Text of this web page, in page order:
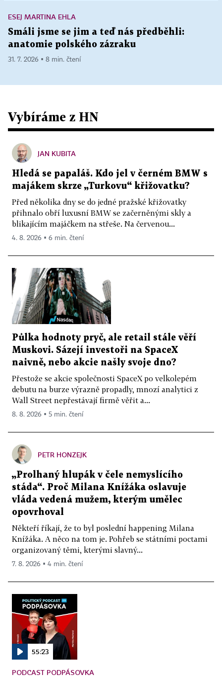
ESEJ MARTINA EHLA
Smáli jsme se jim a teď nás předběhli:
anatomie polského zázraku
31. 7. 2026 ▪ 8 min. čtení
Vybíráme z HN
JAN KUBITA
Hledá se papaláš. Kdo jel v černém BMW s
majákem skrze „Turkovu“ křižovatku?
Před několika dny se do jedné pražské křižovatky
přihnalo obří luxusní BMW se začerněnými skly a
blikajícím majáčkem na střeše. Na červenou...
4. 8. 2026 ▪ 6 min. čtení
Půlka hodnoty pryč, ale retail stále věří
Muskovi. Sázejí investoři na SpaceX
naivně, nebo akcie našly svoje dno?
Přestože se akcie společnosti SpaceX po velkolepém
debutu na burze výrazně propadly, mnozí analytici z
Wall Street nepřestávají firmě věřit a...
8. 8. 2026 ▪ 5 min. čtení
PETR HONZEJK
„Prolhaný hlupák v čele nemyslícího
stáda“. Proč Milana Knížáka oslavuje
vláda vedená mužem, kterým umělec
opovrhoval
Někteří říkají, že to byl poslední happening Milana
Knížáka. A něco na tom je. Pohřeb se státními poctami
organizovaný těmi, kterými slavný...
7. 8. 2026 ▪ 4 min. čtení
55:23
PODCAST PODPÁSOVKA